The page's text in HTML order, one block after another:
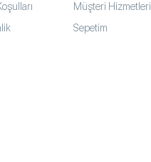
Müşteri Hizmetleri
Sepetim